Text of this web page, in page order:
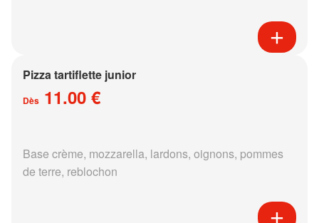
Pizza tartiflette junior
Dès 11.00 €
Base crème, mozzarella, lardons, oignons, pommes
de terre, reblochon